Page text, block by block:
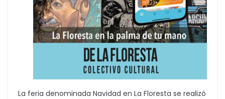
La feria denominada Navidad en La Floresta se realizó